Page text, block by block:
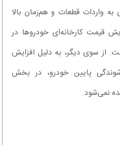
واردات قطعات و هم‌زمان بالا
قیمت کارخانه‌ای خودروها در
از سوی دیگر، به دلیل افزایش
پایین خودرو، در بخش
نمی‌شود.